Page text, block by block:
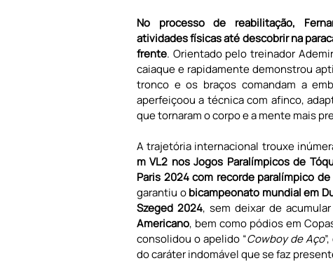
No processo de reabilitação,
atividades físicas até descobrir na
frente. Orientado pelo treinador
caiaque e rapidamente demonstrou
tronco e os braços comandam a
aperfeiçoou a técnica com afinco,
que tornaram o corpo e a mente mais
A trajetória internacional trouxe
m VL2 nos Jogos Paralímpicos de
Paris 2024 com recorde paralímpico
garantiu o bicampeonato mundial em
Szeged 2024, sem deixar de
Americano, bem como pódios em
consolidou o apelido “Cowboy de Aço
do caráter indomável que se faz